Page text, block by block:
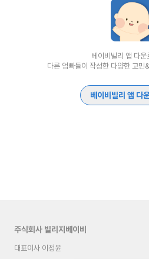
베이비빌리 앱 다운
다른 엄빠들이 작성한 다양한 고민
베이비빌리 앱 다
주식회사 빌리지베이비
대표이사 이정윤